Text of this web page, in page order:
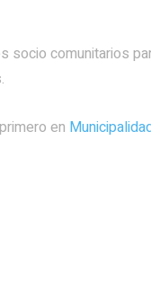
socio comunitarios
en